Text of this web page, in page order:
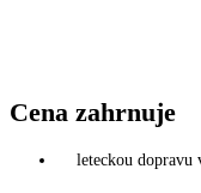
Cena zahrnuje
leteckou dopravu